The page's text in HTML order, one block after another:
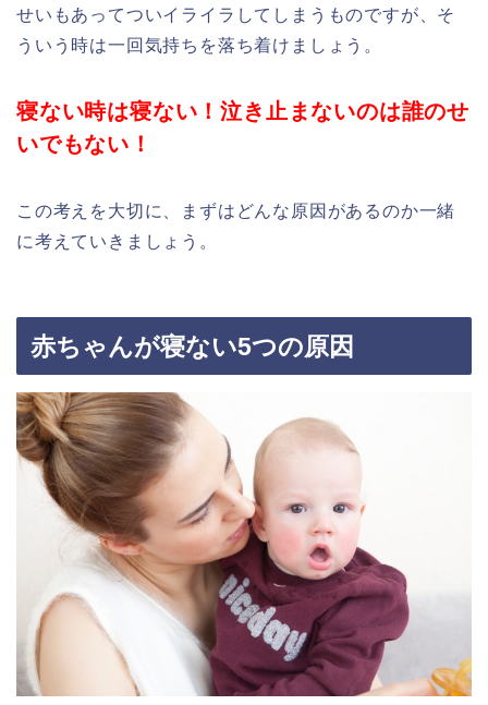
せいもあってついイライラしてしまうものですが、そ
ういう時は一回気持ちを落ち着けましょう。
寝ない時は寝ない！泣き止まないのは誰のせ
いでもない！
この考えを大切に、まずはどんな原因があるのか一緒
に考えていきましょう。
赤ちゃんが寝ない5つの原因